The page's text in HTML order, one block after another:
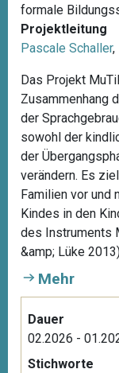
formale
Projektleitung
Pascale Schaller,
Das Projekt
Zusammenhang
der
sowohl der
der
verändern. Es
Familien vor und
Kindes in den
des Instruments
&amp; Lüke
Mehr
Dauer
02.2026 -
Stichworte